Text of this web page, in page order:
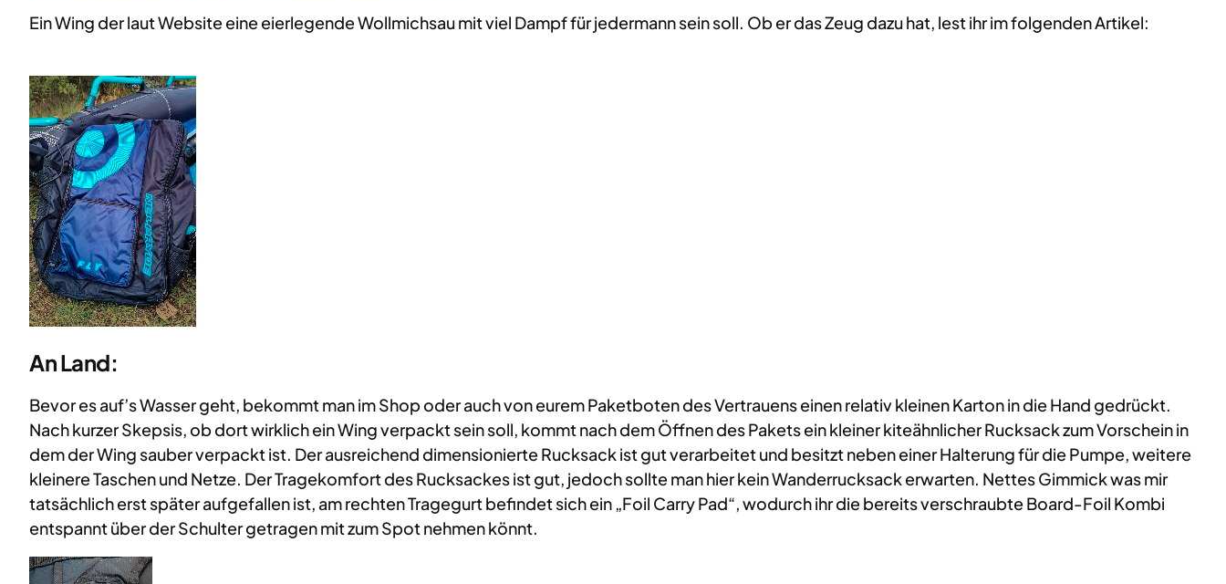
Ein Wing der laut Website eine eierlegende Wollmichsau mit viel Dampf für jedermann sein soll. Ob er das Zeug dazu hat, lest ihr im folgenden Artikel:
An Land:
Bevor es auf’s Wasser geht, bekommt man im Shop oder auch von eurem Paketboten des Vertrauens einen relativ kleinen Karton in die Hand gedrückt.
Nach kurzer Skepsis, ob dort wirklich ein Wing verpackt sein soll, kommt nach dem Öffnen des Pakets ein kleiner kiteähnlicher Rucksack zum Vorschein in
dem der Wing sauber verpackt ist. Der ausreichend dimensionierte Rucksack ist gut verarbeitet und besitzt neben einer Halterung für die Pumpe, weitere
kleinere Taschen und Netze. Der Tragekomfort des Rucksackes ist gut, jedoch sollte man hier kein Wanderrucksack erwarten. Nettes Gimmick was mir
tatsächlich erst später aufgefallen ist, am rechten Tragegurt befindet sich ein „Foil Carry Pad“, wodurch ihr die bereits verschraubte Board-Foil Kombi
entspannt über der Schulter getragen mit zum Spot nehmen könnt.